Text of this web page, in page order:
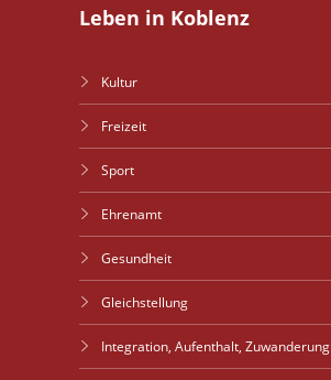
Leben in Koblenz
Kultur
Freizeit
Sport
Ehrenamt
Gesundheit
Gleichstellung
Integration, Aufenthalt, Zuwanderung